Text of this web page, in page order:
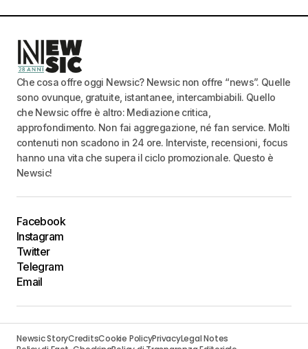
Che cosa offre oggi Newsic? Newsic non offre “news”. Quelle
sono ovunque, gratuite, istantanee, intercambiabili. Quello
che Newsic offre è altro: Mediazione critica,
approfondimento. Non fai aggregazione, né fan service. Molti
contenuti non scadono in 24 ore. Interviste, recensioni, focus
hanno una vita che supera il ciclo promozionale. Questo è
Newsic!
Facebook
Instagram
Twitter
Telegram
Email
Newsic StoryCreditsCookie PolicyPrivacyLegal Notes